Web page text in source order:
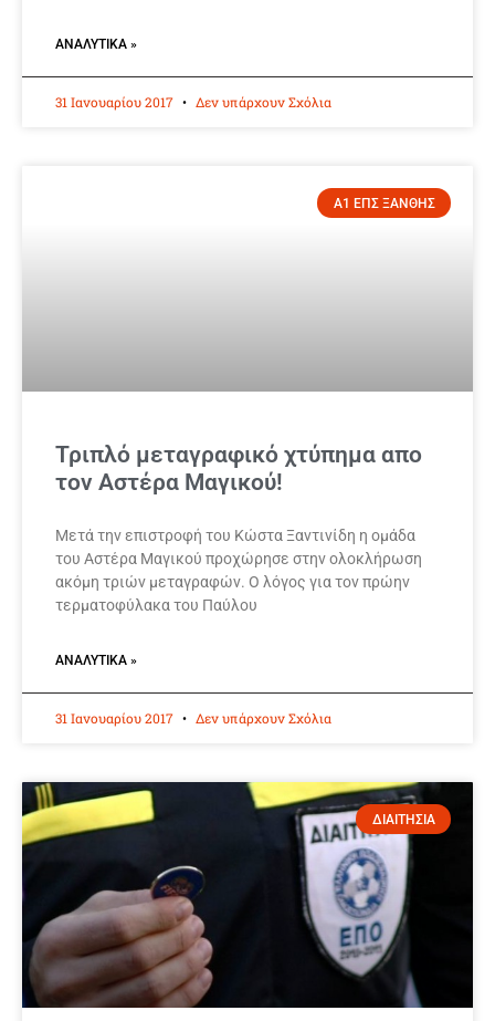
ΑΝΑΛΥΤΙΚΆ »
31 Ιανουαρίου 2017 Δεν υπάρχουν Σχόλια
Α1 ΕΠΣ ΞΑΝΘΗΣ
Τριπλό μεταγραφικό χτύπημα απο
τον Αστέρα Μαγικού!
Μετά την επιστροφή του Κώστα Ξαντινίδη η ομάδα
του Αστέρα Μαγικού προχώρησε στην ολοκλήρωση
ακόμη τριών μεταγραφών. Ο λόγος για τον πρώην
τερματοφύλακα του Παύλου
ΑΝΑΛΥΤΙΚΆ »
31 Ιανουαρίου 2017 Δεν υπάρχουν Σχόλια
ΔΙΑΙΤΗΣΙΑ